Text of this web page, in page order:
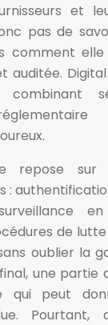
et
pas de
comment
auditée.
repose sur
:
de
oublier la
une partie
peut
Pourtant,